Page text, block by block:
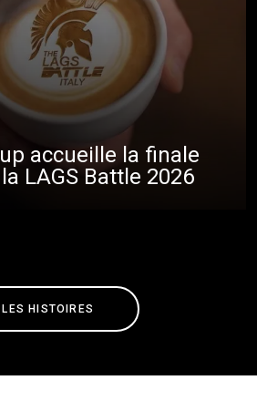
accueille la finale
LAGS Battle 2026
HISTOIRES